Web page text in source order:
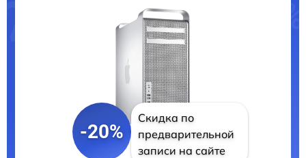
-20%
Скидка по
предварительной
записи на сайте